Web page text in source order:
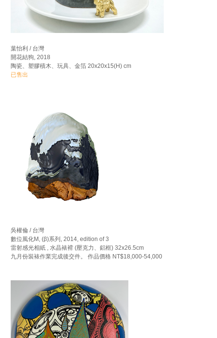
葉怡利 / 台灣
開花結狗, 2018
陶瓷、塑膠積木、玩具、金箔 20x20x15(H) cm
已售出
吳權倫 / 台灣
數位風化M, (β)系列, 2014, edition of 3
雷射感光相紙 , 水晶裱褙 (壓克力、鋁框) 32x26.5cm
九月份裝裱作業完成後交件。 作品價格 NT$18,000-54,000